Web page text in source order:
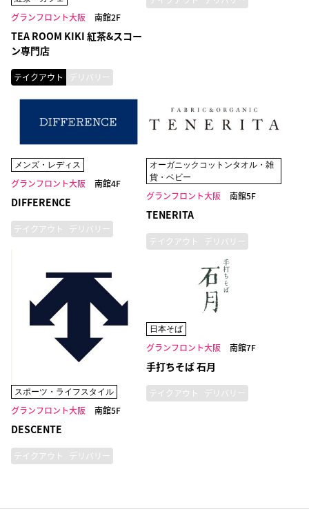
グランフロント大阪 南館2F
TEA ROOM KIKI 紅茶&スコー
ン専門店
テイクアウト デリバリー
メンズ・レディス
グランフロント大阪 南館4F
DIFFERENCE
テイクアウト デリバリー
オーガニックコットンタオル・雑
貨・ベビー
グランフロント大阪 南館5F
TENERITA
テイクアウト デリバリー
スポーツ・ライフスタイル
グランフロント大阪 南館5F
DESCENTE
テイクアウト デリバリー
日本そば
グランフロント大阪 南館7F
手打ちそば 石月
テイクアウト デリバリー